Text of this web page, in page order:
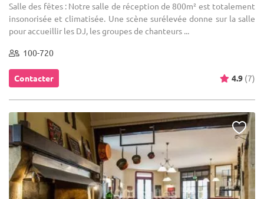
Salle des fêtes : Notre salle de réception de 800m² est totalement
insonorisée et climatisée. Une scène surélevée donne sur la salle
pour accueillir les DJ, les groupes de chanteurs ...
100-720
Contacter 4.9 (7)